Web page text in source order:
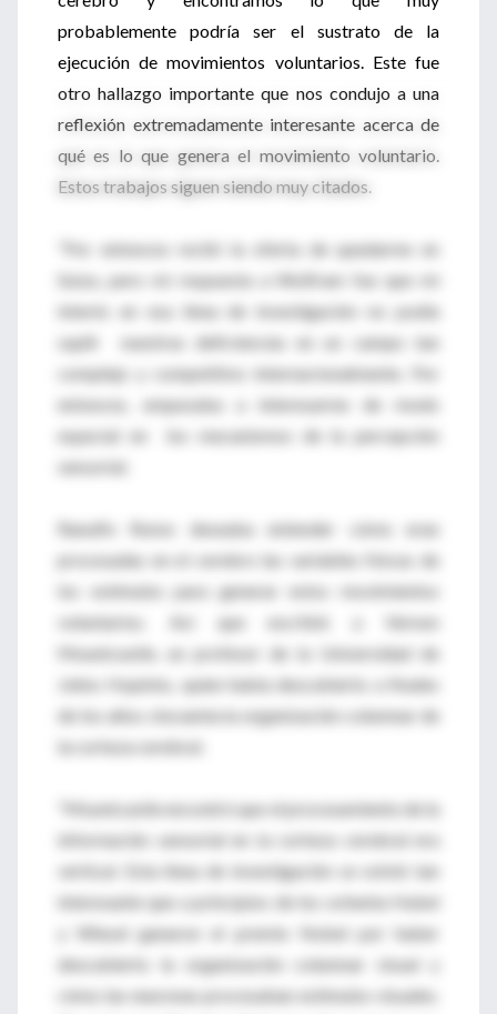
probablemente podría ser el sustrato de la
ejecución de movimientos voluntarios. Este fue
otro hallazgo importante que nos condujo a una
reflexión extremadamente interesante acerca de
qué es lo que genera el movimiento voluntario.
Estos trabajos siguen siendo muy citados.
“Por entonces recibí la oferta de quedarme en
Suiza, pero mi respuesta a Wolfram fue que mi
interés en esa línea de investigación no podía
suplir nuestras deficiencias en un campo tan
complejo y competitivo internacionalmente. Por
entonces, empezaba a interesarme de modo
especial en los mecanismos de la percepción
sensorial.
Ranulfo Romo deseaba entender cómo eran
procesadas en el cerebro las variables físicas de
los estímulos para generar estos movimientos
voluntarios. Así que escribió a Vernon
Mountcastle, un profesor de la Universidad de
Johns Hopkins, quien había descubierto a finales
de los años cincuenta la organización columnar de
la corteza cerebral.
“Mountcastle encontró que el procesamiento de la
información sensorial en la corteza cerebral era
vertical. Esta línea de investigación se volvió tan
interesante que a principios de los ochenta Hubel
y Wiesel ganaron el premio Nobel por haber
descubierto la organización columnar visual y
cómo las neuronas procesaban estímulos visuales.